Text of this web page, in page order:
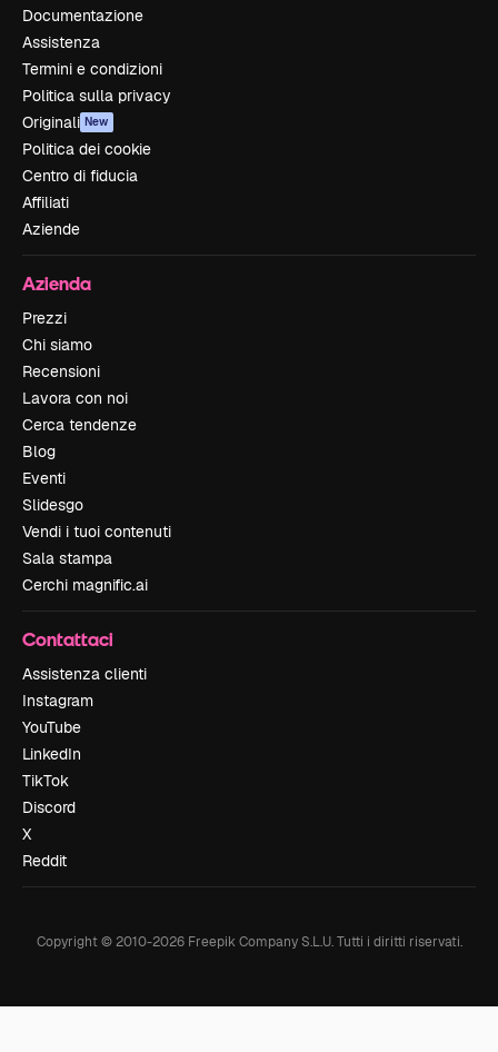
Documentazione
Assistenza
Termini e condizioni
Politica sulla privacy
Originali New
Politica dei cookie
Centro di fiducia
Affiliati
Aziende
Azienda
Prezzi
Chi siamo
Recensioni
Lavora con noi
Cerca tendenze
Blog
Eventi
Slidesgo
Vendi i tuoi contenuti
Sala stampa
Cerchi magnific.ai
Contattaci
Assistenza clienti
Instagram
YouTube
LinkedIn
TikTok
Discord
X
Reddit
Copyright © 2010-2026Freepik Company S.L.U. Tutti i diritti riservati.